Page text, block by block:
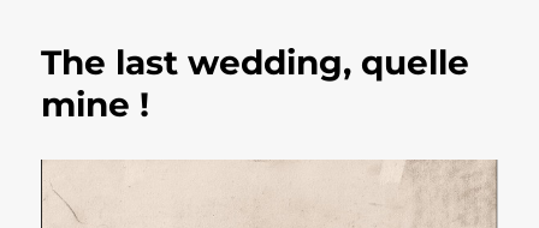
The last wedding, quelle
mine !